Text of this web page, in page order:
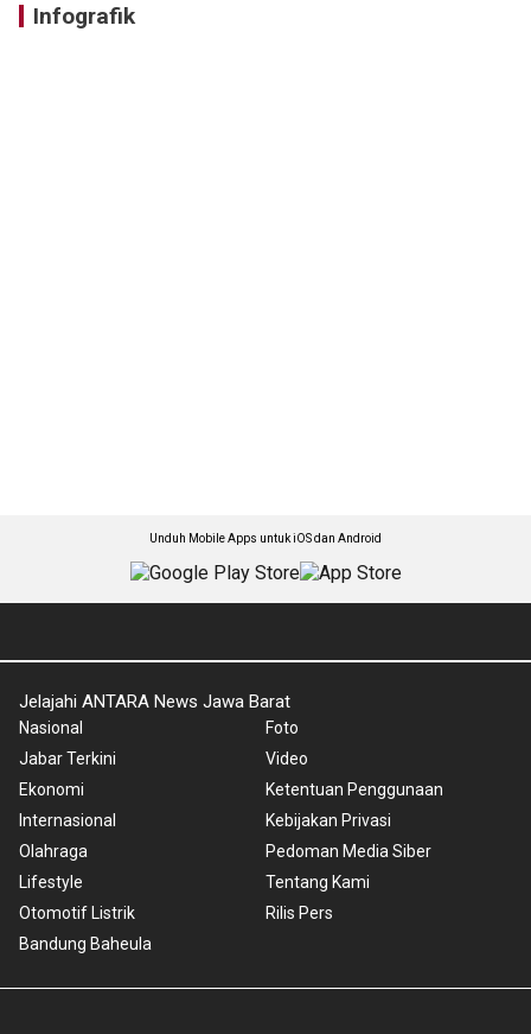
Infografik
Unduh Mobile Apps untuk iOS dan Android
Jelajahi ANTARA News Jawa Barat
Nasional
Jabar Terkini
Ekonomi
Internasional
Olahraga
Lifestyle
Otomotif Listrik
Bandung Baheula
Foto
Video
Ketentuan Penggunaan
Kebijakan Privasi
Pedoman Media Siber
Tentang Kami
Rilis Pers